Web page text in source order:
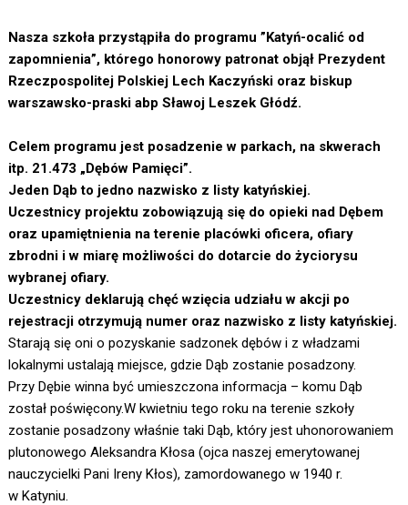
Nasza szkoła przystąpiła do programu ”Katyń-ocalić od
zapomnienia”, którego honorowy patronat objął Prezydent
Rzeczpospolitej Polskiej Lech Kaczyński oraz biskup
warszawsko-praski abp Sławoj Leszek Głódź.
Celem programu jest posadzenie w parkach, na skwerach
itp. 21.473 „Dębów Pamięci”.
Jeden Dąb to jedno nazwisko z listy katyńskiej.
Uczestnicy projektu zobowiązują się do opieki nad Dębem
oraz upamiętnienia na terenie placówki oficera, ofiary
zbrodni i w miarę możliwości do dotarcie do życiorysu
wybranej ofiary.
Uczestnicy deklarują chęć wzięcia udziału w akcji po
rejestracji otrzymują numer oraz nazwisko z listy katyńskiej.
Starają się oni o pozyskanie sadzonek dębów i z władzami
lokalnymi ustalają miejsce, gdzie Dąb zostanie posadzony.
Przy Dębie winna być umieszczona informacja – komu Dąb
został poświęcony.W kwietniu tego roku na terenie szkoły
zostanie posadzony właśnie taki Dąb, który jest uhonorowaniem
plutonowego Aleksandra Kłosa (ojca naszej emerytowanej
nauczycielki Pani Ireny Kłos), zamordowanego w 1940 r.
w Katyniu.